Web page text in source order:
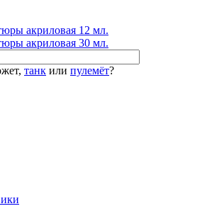
акриловая 12 мл.
акриловая 30 мл.
танк или пулемёт?